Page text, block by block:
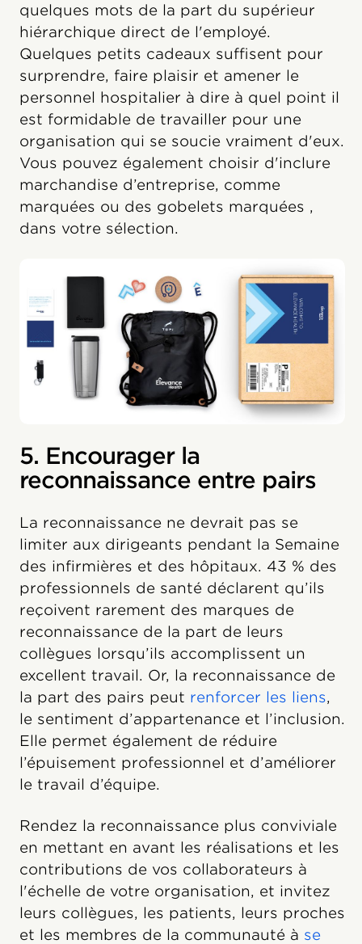
quelques mots de la part du supérieur
hiérarchique direct de l'employé.
Quelques petits cadeaux suffisent pour
surprendre, faire plaisir et amener le
personnel hospitalier à dire à quel point il
est formidable de travailler pour une
organisation qui se soucie vraiment d'eux.
Vous pouvez également choisir d'inclure
marchandise d’entreprise, comme
marquées ou des gobelets marquées ,
dans votre sélection.
5. Encourager la
reconnaissance entre pairs
La reconnaissance ne devrait pas se
limiter aux dirigeants pendant la Semaine
des infirmières et des hôpitaux. 43 % des
professionnels de santé déclarent qu’ils
reçoivent rarement des marques de
reconnaissance de la part de leurs
collègues lorsqu’ils accomplissent un
excellent travail. Or, la reconnaissance de
la part des pairs peut renforcer les liens,
le sentiment d’appartenance et l’inclusion.
Elle permet également de réduire
l’épuisement professionnel et d’améliorer
le travail d’équipe.
Rendez la reconnaissance plus conviviale
en mettant en avant les réalisations et les
contributions de vos collaborateurs à
l'échelle de votre organisation, et invitez
leurs collègues, les patients, leurs proches
et les membres de la communauté à se